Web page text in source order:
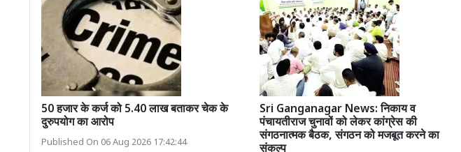
50 हजार के कर्ज को 5.40 लाख बताकर चेक के
दुरुपयोग का आरोप
Published On 06 Aug 2026 17:42:44
Sri Ganganagar News: निकाय व
पंचायतीराज चुनावों को लेकर कांग्रेस की
संगठनात्मक बैठक, संगठन को मजबूत करने का